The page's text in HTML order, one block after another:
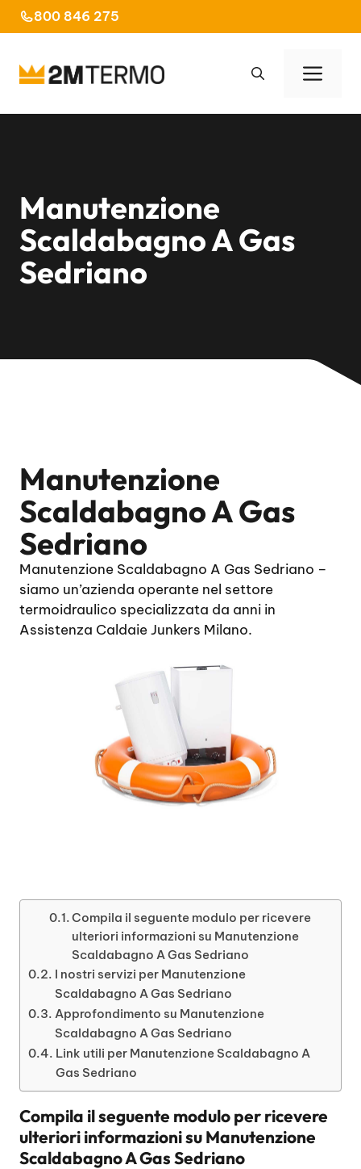
al
800 846 275
Manutenzione
Scaldabagno A Gas
Sedriano
Manutenzione
Scaldabagno A Gas
Sedriano
Manutenzione Scaldabagno A Gas Sedriano –
siamo un’azienda operante nel settore
termoidraulico specializzata da anni in
Assistenza Caldaie Junkers Milano.
Compila il seguente modulo per ricevere
ulteriori informazioni su Manutenzione
Scaldabagno A Gas Sedriano
I nostri servizi per Manutenzione
Scaldabagno A Gas Sedriano
Approfondimento su Manutenzione
Scaldabagno A Gas Sedriano
Link utili per Manutenzione Scaldabagno A
Gas Sedriano
Compila il seguente modulo per ricevere
ulteriori informazioni suManutenzione
Scaldabagno A Gas Sedriano